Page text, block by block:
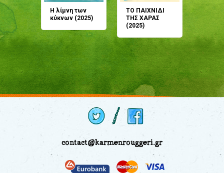
Η λίμνη των
κύκνων (2025)
ΤΟ ΠΑΙΧΝΙΔΙ
ΤΗΣ ΧΑΡΑΣ
(2025)
μου;
(2024)
contact@karmenrouggeri.gr